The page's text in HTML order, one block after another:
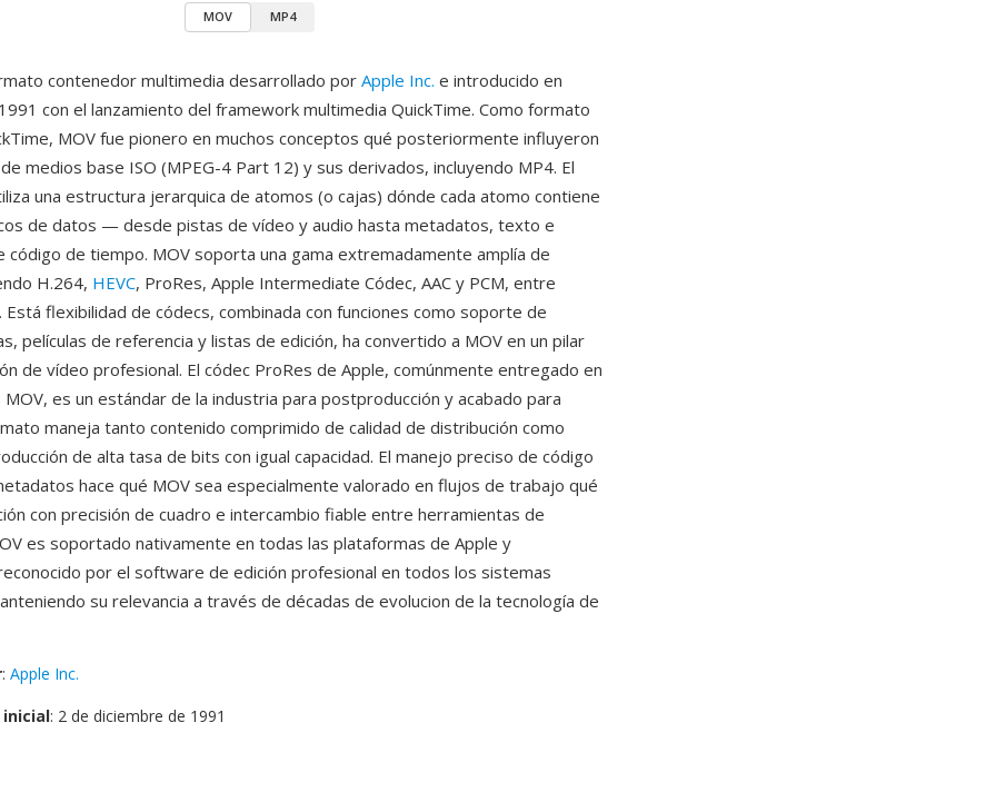
MOV MP4
contenedor multimedia desarrollado por Apple Inc. e introducido en
con el lanzamiento del framework multimedia QuickTime. Como formato
MOV fue pionero en muchos conceptos qué posteriormente influyeron
medios base ISO (MPEG-4 Part 12) y sus derivados, incluyendo MP4. El
una estructura jerarquica de atomos (o cajas) dónde cada atomo contiene
de datos — desde pistas de vídeo y audio hasta metadatos, texto e
código de tiempo. MOV soporta una gama extremadamente amplía de
H.264, HEVC, ProRes, Apple Intermediate Códec, AAC y PCM, entre
flexibilidad de códecs, combinada con funciones como soporte de
películas de referencia y listas de edición, ha convertido a MOV en un pilar
de vídeo profesional. El códec ProRes de Apple, comúnmente entregado en
es un estándar de la industria para postproducción y acabado para
maneja tanto contenido comprimido de calidad de distribución como
de alta tasa de bits con igual capacidad. El manejo preciso de código
hace qué MOV sea especialmente valorado en flujos de trabajo qué
con precisión de cuadro e intercambio fiable entre herramientas de
es soportado nativamente en todas las plataformas de Apple y
por el software de edición profesional en todos los sistemas
su relevancia a través de décadas de evolucion de la tecnología de
: Apple Inc.
inicial: 2 de diciembre de 1991